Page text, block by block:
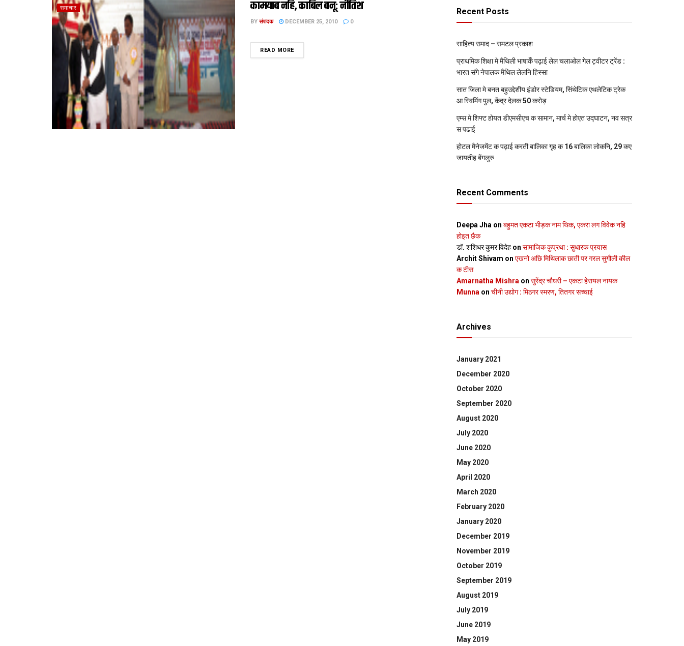
समाचार कामयाब नहि, काबिल बनू: नीतिश
BY संपादक DECEMBER 25, 2010 0
READ MOREDETAILS
Recent Posts
साहित्य समाद – समटल प्रकाश
प्राथमिक शि‍क्षा मे मैथि‍ली भाषाकेँ पढ़ाई लेल चलाओल गेल ट्वीटर ट्रेंड :
भारत संगे नेपालक मैथिल लेलनि हिस्सा
सात जिला मे बनत बहुउद्देशीय इंडोर स्‍टेडि‍यम, सिंथेटिक एथलेटिक ट्रेक
आ स्विमिंग पुल, केंद्र देलक 50 करोड़
एम्स मे शिफ्ट होयत डीएमसीएच क सामान, मार्च मे होएत उद्घाटन, नव सत्र
स पढाई
होटल मैनेजमेंट क पढ़ाई करती बालिका गृह क 16 बालिका लोकनि, 29 कए
जायतीह बेंगलुरु
Recent Comments
Deepa Jha on बहुमत एकटा भीड़क नाम थिक, एकरा लग विवेक नहि
होइत छैक
डॉ. शशिधर कुमर विदेह on सामाजिक कुप्रथा : सुधारक प्रयास
Archit Shivam on एखनो अछि मिथिलाक छाती पर गरल सुगौली कील
क टीस
Amarnatha Mishra on सुरेंद्र चौधरी – एकटा हेरायल नायक
Munna on चीनी उद्योग : मिठगर स्‍मरण, तितगर सच्‍चाई
Archives
January 2021
December 2020
October 2020
September 2020
August 2020
July 2020
June 2020
May 2020
April 2020
March 2020
February 2020
January 2020
December 2019
November 2019
October 2019
September 2019
August 2019
July 2019
June 2019
May 2019